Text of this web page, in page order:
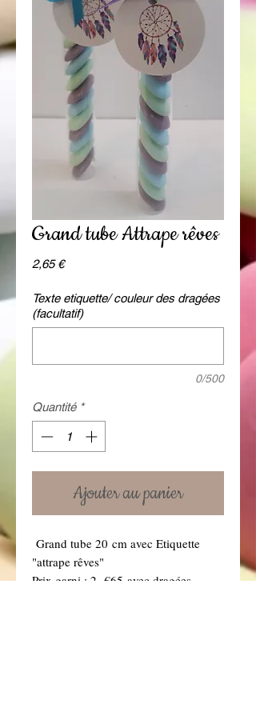
Grand tube Attrape rêves
2,65 €Prix
Texte etiquette/ couleur des dragées
(facultatif)
0/500
Quantité *
Ajouter au panier
Grand tube 20 cm avec Etiquette
"attrape rêves"
Prix garni : 2. €65 avec dragées